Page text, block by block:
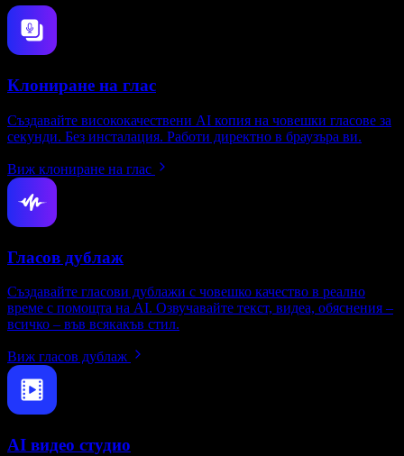
Клониране на глас
Създавайте висококачествени AI копия на човешки гласове за
секунди. Без инсталация. Работи директно в браузъра ви.
Виж клониране на глас
Гласов дублаж
Създавайте гласови дублажи с човешко качество в реално
време с помощта на AI. Озвучавайте текст, видеа, обяснения –
всичко – във всякакъв стил.
Виж гласов дублаж
AI видео студио